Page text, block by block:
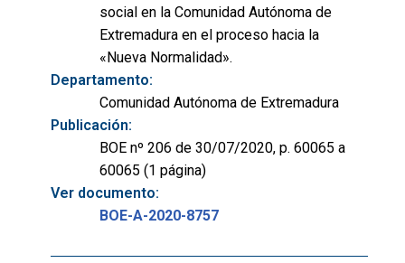
social en la Comunidad Autónoma de
Extremadura en el proceso hacia la
«Nueva Normalidad».
Departamento:
Comunidad Autónoma de Extremadura
Publicación:
BOE nº 206 de 30/07/2020, p. 60065 a
60065 (1 página)
Ver documento:
BOE-A-2020-8757